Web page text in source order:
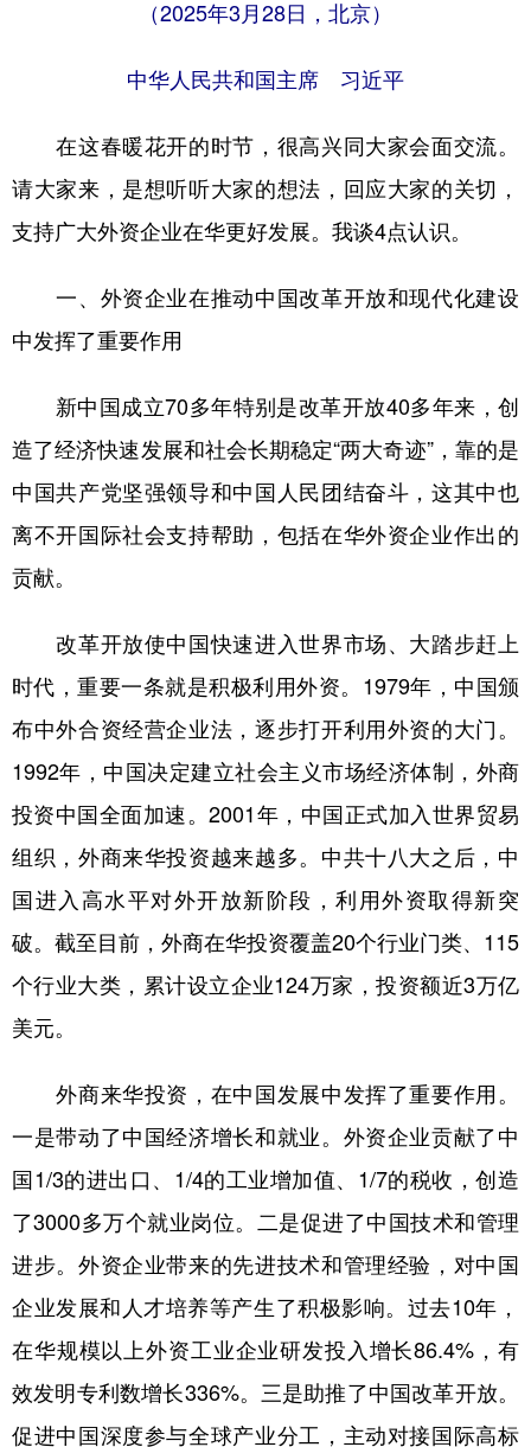
安徽 福建
河南 湖北
四川 贵州 云南 西藏
陕西 甘肃 青海 宁夏
English Español Français عربى
（2025年3月28日，北京）
中华人民共和国主席 习近平
在这春暖花开的时节，很高兴同大家会面交流。
请大家来，是想听听大家的想法，回应大家的关切，
支持广大外资企业在华更好发展。我谈4点认识。
一、外资企业在推动中国改革开放和现代化建设
中发挥了重要作用
新中国成立70多年特别是改革开放40多年来，创
造了经济快速发展和社会长期稳定“两大奇迹”，靠的是
中国共产党坚强领导和中国人民团结奋斗，这其中也
离不开国际社会支持帮助，包括在华外资企业作出的
贡献。
改革开放使中国快速进入世界市场、大踏步赶上
时代，重要一条就是积极利用外资。1979年，中国颁
布中外合资经营企业法，逐步打开利用外资的大门。
1992年，中国决定建立社会主义市场经济体制，外商
投资中国全面加速。2001年，中国正式加入世界贸易
组织，外商来华投资越来越多。中共十八大之后，中
国进入高水平对外开放新阶段，利用外资取得新突
破。截至目前，外商在华投资覆盖20个行业门类、115
个行业大类，累计设立企业124万家，投资额近3万亿
美元。
外商来华投资，在中国发展中发挥了重要作用。
一是带动了中国经济增长和就业。外资企业贡献了中
国1/3的进出口、1/4的工业增加值、1/7的税收，创造
了3000多万个就业岗位。二是促进了中国技术和管理
进步。外资企业带来的先进技术和管理经验，对中国
企业发展和人才培养等产生了积极影响。过去10年，
在华规模以上外资工业企业研发投入增长86.4%，有
效发明专利数增长336%。三是助推了中国改革开放。
促进中国深度参与全球产业分工，主动对接国际高标